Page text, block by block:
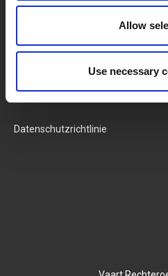
Allow
Use necessary
Neue Produkte
SERVICES
Geschäftsbedingungen
Datenschutzrichtlinie